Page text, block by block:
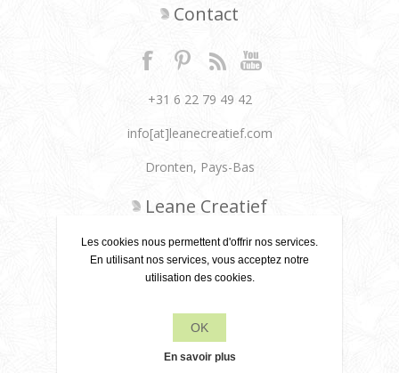
Contact
+31 6 22 79 49 42
info[at]leanecreatief.com
Dronten, Pays-Bas
Leane Creatief
Politique de confidentialité
À propos de nous
Conditions de livraison
Service client
Les cookies nous permettent d'offrir nos services.
En utilisant nos services, vous acceptez notre
utilisation des cookies.
OK
En savoir plus